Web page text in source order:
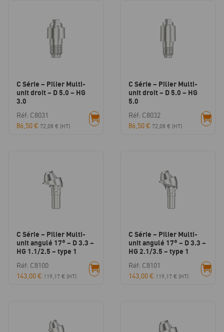
C Série – Pilier Multi-
unit droit – D 5.0 – HG
3.0
Réf: C8031
86,50€ 72,08 € (HT)
C Série – Pilier Multi-
unit droit – D 5.0 – HG
5.0
Réf: C8032
86,50€ 72,08 € (HT)
C Série – Pilier Multi-
unit angulé 17° – D 3.3 –
HG 1.1/2.5 – type 1
Réf: C8100
143,00€ 119,17 € (HT)
C Série – Pilier Multi-
unit angulé 17° – D 3.3 –
HG 2.1/3.5 – type 1
Réf: C8101
143,00€ 119,17 € (HT)